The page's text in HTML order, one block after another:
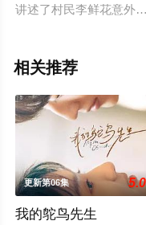
讲述了村民李鲜花意外
相关推荐
更新第06集 5.0
我的鸵鸟先生